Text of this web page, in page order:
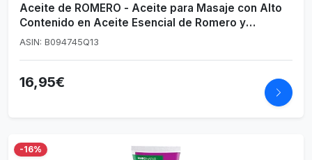
Aceite de ROMERO - Aceite para Masaje con Alto
Contenido en Aceite Esencial de Romero y
Extractos de Harpagofito y Calendula -
ASIN: B094745Q13
16,95€
-16%